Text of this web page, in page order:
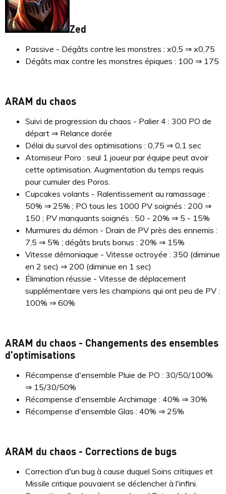
Zed
Passive - Dégâts contre les monstres : x0,5 ⇒ x0,75
Dégâts max contre les monstres épiques : 100 ⇒ 175
ARAM du chaos
Suivi de progression du chaos - Palier 4 : 300 PO de
départ ⇒ Relance dorée
Délai du survol des optimisations : 0,75 ⇒ 0,1 sec
Atomiseur Poro : seul 1 joueur par équipe peut avoir
cette optimisation. Augmentation du temps requis
pour cumuler des Poros.
Cupcakes volants - Ralentissement au ramassage :
50% ⇒ 25% ; PO tous les 1000 PV soignés : 200 ⇒
150 ; PV manquants soignés : 50 - 20% ⇒ 5 - 15%
Murmures du démon - Drain de PV près des ennemis :
7,5 ⇒ 5% ; dégâts bruts bonus : 20% ⇒ 15%
Vitesse démoniaque - Vitesse octroyée : 350 (diminue
en 2 sec) ⇒ 200 (diminue en 1 sec)
Élimination réussie - Vitesse de déplacement
supplémentaire vers les champions qui ont peu de PV :
100% ⇒ 60%
ARAM du chaos - Changements des ensembles
d'optimisations
Récompense d'ensemble Pluie de PO : 30/50/100%
⇒ 15/30/50%
Récompense d'ensemble Archimage : 40% ⇒ 30%
Récompense d'ensemble Glas : 40% ⇒ 25%
ARAM du chaos - Corrections de bugs
Correction d'un bug à cause duquel Soins critiques et
Missile critique pouvaient se déclencher à l'infini.